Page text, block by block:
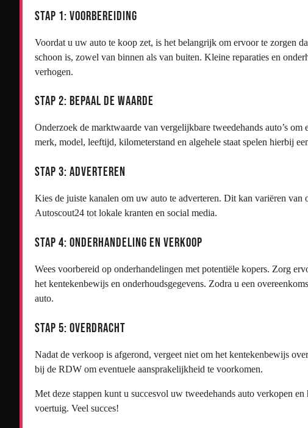
Stap 1: Voorbereiding
Voordat u uw auto te koop zet, is het belangrijk om ervoor te zorgen
schoon is, zowel van binnen als van buiten. Kleine reparaties en
verhogen.
Stap 2: Bepaal de Waarde
Onderzoek de marktwaarde van vergelijkbare tweedehands auto’s
merk, model, leeftijd, kilometerstand en algehele staat spelen hierbij
Stap 3: Adverteren
Kies de juiste kanalen om uw auto te adverteren. Dit kan variëren van
Autoscout24 tot lokale kranten en social media.
Stap 4: Onderhandeling en Verkoop
Wees voorbereid op onderhandelingen met potentiële kopers. Zorg
het kentekenbewijs en onderhoudsgegevens. Zodra u een
auto.
Stap 5: Overdracht
Nadat de verkoop is afgerond, vergeet niet om het kentekenbewijs
bij de RDW om eventuele aansprakelijkheid te voorkomen.
Met deze stappen kunt u succesvol uw tweedehands auto verkopen
voertuig. Veel succes!